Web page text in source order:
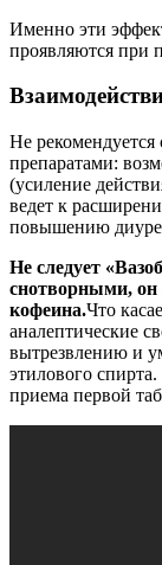
Именно эти
проявляются при
Не рекомендуется
препаратами:
(усиление
ведет к
повышению
Не следует
снотворными, он
кофеина.Что
аналептические
вытрезвлению и
этилового
приема первой